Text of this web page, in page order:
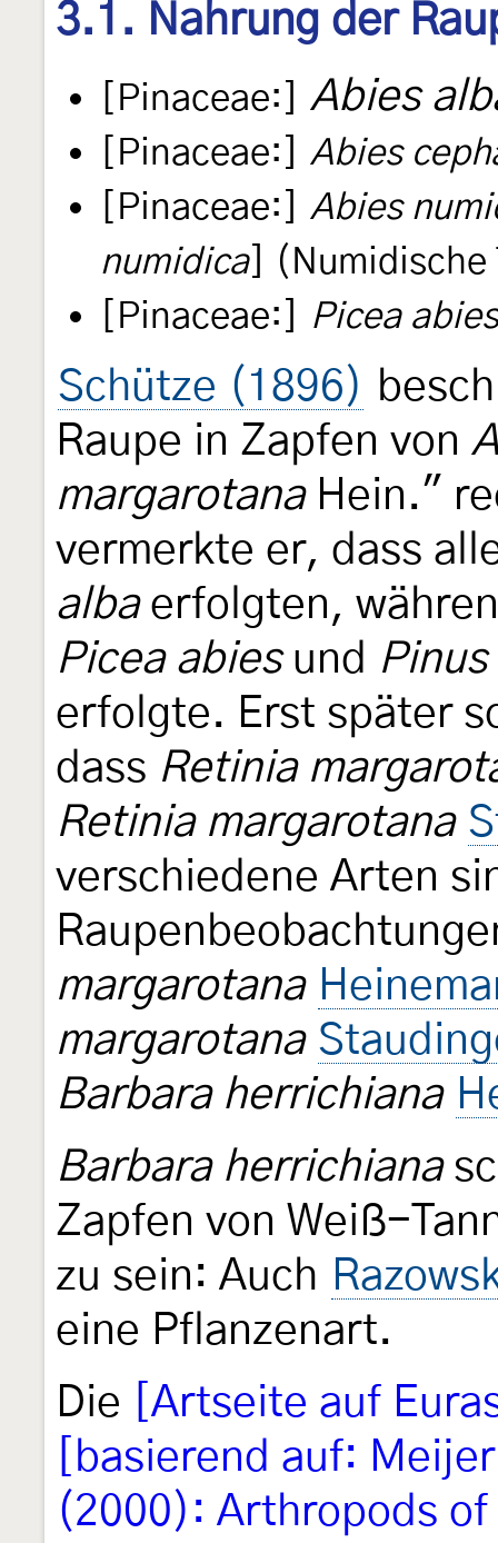
3.1. Nahrung der
[Pinaceae:] Abies
[Pinaceae:]
Abies
[Pinaceae:]
Abies
numidica] (Numidische
[Pinaceae:]
Picea abies
Schütze (1896)
Raupe in Zapfen von
margarotanaHein."
vermerkte er, dass
albaerfolgten,
Picea abiesund
erfolgte. Erst später
dass Retinia
Retinia margarotana
verschiedene Arten
margarotana
margarotana
Barbara herrichiana
Barbara herrichiana
Zapfen von Weiß-
zu sein: Auch
eine Pflanzenart.
Die
[Artseite auf
[basierend auf:
(2000): Arthropods